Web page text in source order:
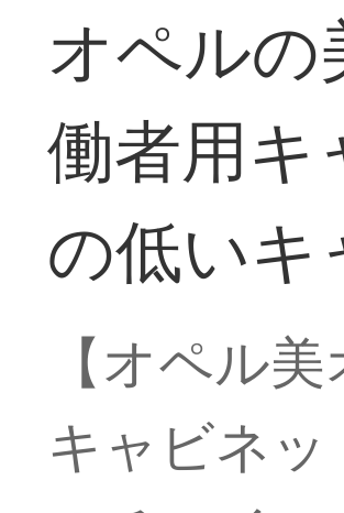
オペル
働者用キ
の低いキ
【オペル
キャビネ